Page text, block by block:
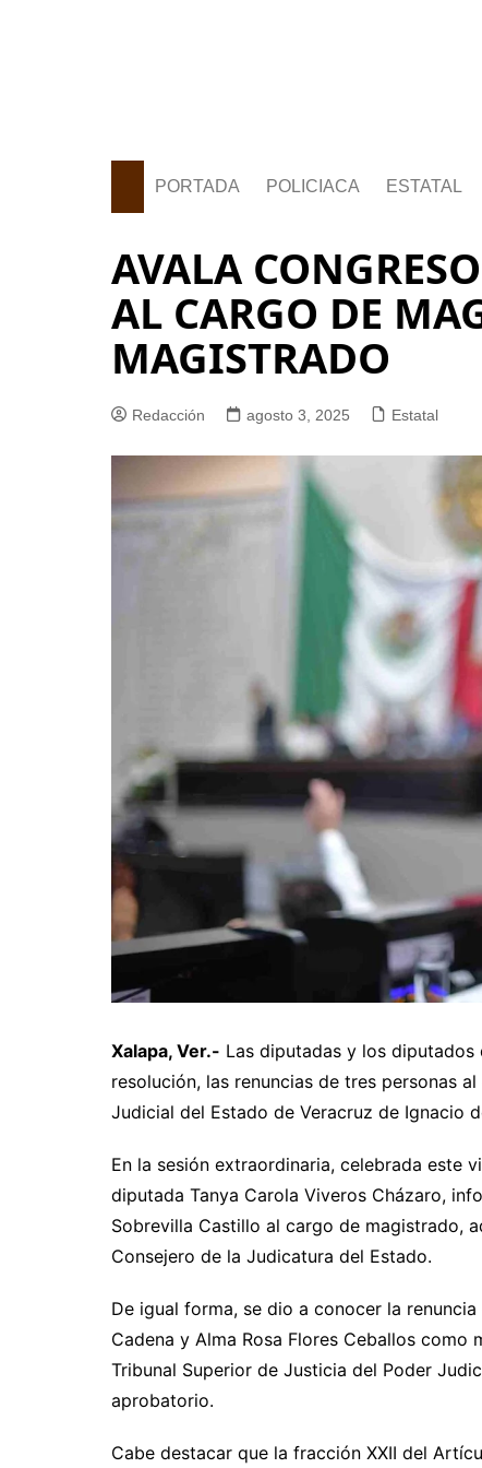
PORTADA POLICIACA ESTATAL
AVALA
AL CARGO DE
MAGISTRADO
Redacción agosto 3, 2025 Estatal
Xalapa, Ver.- Las diputadas y los
resolución, las renuncias de tres personas
Judicial del Estado de Veracruz de Ignacio
En la sesión extraordinaria, celebrada este
diputada Tanya Carola Viveros Cházaro,
Sobrevilla Castillo al cargo de magistrado,
Consejero de la Judicatura del Estado.
De igual forma, se dio a conocer la
Cadena y Alma Rosa Flores Ceballos
Tribunal Superior de Justicia del Poder
aprobatorio.
Cabe destacar que la fracción XXII del